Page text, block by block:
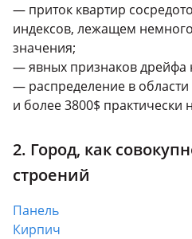
— приток квартир
индексов, лежащем
значения;
— явных признаков дрейфа
— распределение в
и более 3800$ практически
2. Город, как
строений
Панель
Кирпич